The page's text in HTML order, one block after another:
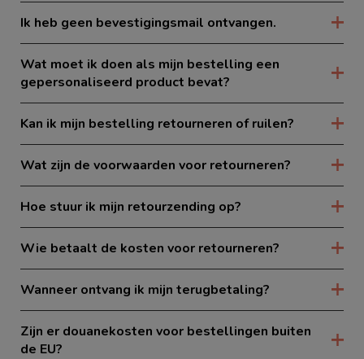
Ik heb geen bevestigingsmail ontvangen.
Wat moet ik doen als mijn bestelling een
gepersonaliseerd product bevat?
Kan ik mijn bestelling retourneren of ruilen?
Wat zijn de voorwaarden voor retourneren?
Hoe stuur ik mijn retourzending op?
Wie betaalt de kosten voor retourneren?
Wanneer ontvang ik mijn terugbetaling?
Zijn er douanekosten voor bestellingen buiten
de EU?